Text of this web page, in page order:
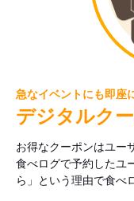
急なイベントにも即座
デジタルク
お得なクーポンはユー
食べログで予約したユ
ら」という理由で食べ